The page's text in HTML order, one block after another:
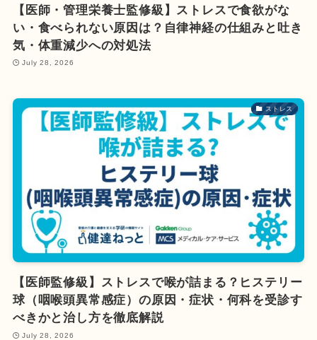
【医師・管理栄養士監修級】ストレスで食欲がな
い・食べられない原因は？自律神経の仕組みと吐き
気・体重減少への対処法
July 28, 2026
ストレス
【医師監修級】ストレスで喉が詰まる？ヒステリー
球（咽喉頭異常感症）の原因・症状・何科を受診す
べきかと治し方を徹底解説
July 28, 2026